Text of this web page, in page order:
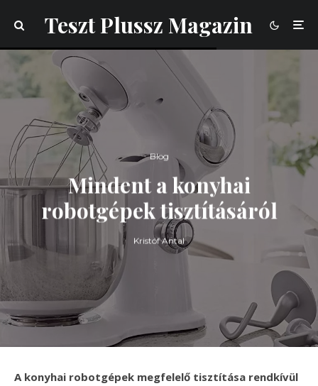
Teszt Plussz Magazin
Blog
Mindent a konyhai
robotgépek tisztításáról
Kristóf Antal
A konyhai robotgépek megfelelő tisztítása rendkívül